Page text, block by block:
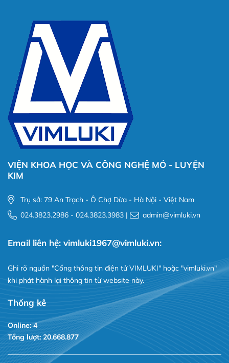
VIỆN KHOA HỌC VÀ CÔNG NGHỆ MỎ - LUYỆN
KIM
Trụ sở: 79 An Trạch - Ô Chợ Dừa - Hà Nội - Việt Nam
024.3823.2986 - 024.3823.3983 |
admin@vimluki.vn
Email liên hệ: vimluki1967@vimluki.vn:
Ghi rõ nguồn "Cổng thông tin điện tử VIMLUKI" hoặc "vimluki.vn"
khi phát hành lại thông tin từ website này.
Thống kê
Online: 4
Tổng lượt: 20.668.877